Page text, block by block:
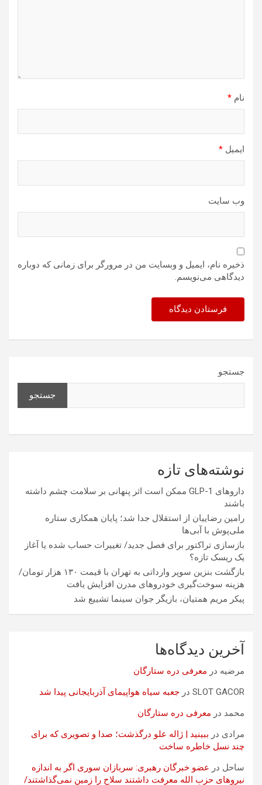
نام *
ایمیل *
وب‌ سایت
ذخیره نام، ایمیل و وبسایت من در مرورگر برای زمانی که دوباره
دیدگاهی می‌نویسم.
جستجو
جستجو
نوشته‌های تازه
داروهای GLP-1 ممکن است اثر پنهانی بر سلامت چشم داشته
باشند
رامین رضاییان از استقلال جدا شد؛ پایان همکاری ستاره
ملی‌پوش با آبی‌ها
بازسازی تراکتور برای فصل جدید/ تغییرات حساب شده یا آغاز
یک ریسک تازه؟
بازگشت بنزین سوپر وارداتی به تهران با قیمت ۱۳۰ هزار تومان/
هزینه سوخت‌گیری خودرو‌های مدرن افزایش یافت
پیکر مریم همتیان، بازیگر جوان سینما تشییع شد
آخرین دیدگاه‌ها
مرضیه در معرفی دره ستارگان
SLOT GACOR در جعبه سیاه هواپیمای آذربایجانی پیدا شد
محمد در معرفی دره ستارگان
مرادی در ببینید | ژاله علو درگذشت؛ صدا و تصویری که برای
چند نسل خاطره ساخت
ساحل در عضو خبرگان رهبری: سربازان سوری اگر به اندازه
نیروهای حزب الله معرفت داشتند سلاح را زمین نمی‌گذاشتند/